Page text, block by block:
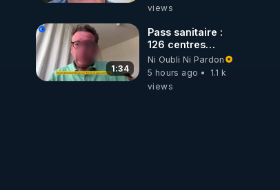
views
1:34
Pass sanitaire :
126 centres
commerciaux
concernés par
l'obligation dans
Ni Oubli Ni Pardon
5 hours ago
1.1 k
views